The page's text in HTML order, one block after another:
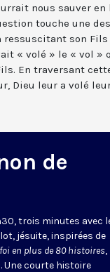
nous sauver
touche une
ressuscitant son
« volé » le « vol »
En traversant
Dieu leur a volé
de
trois minutes avec
jésuite, inspirées de
en plus de 80 histoires,
Une courte histoire